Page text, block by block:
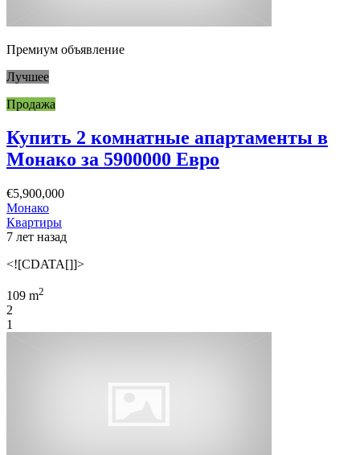
Премиум объявление
Лучшее
Продажа
Купить 2 комнатные апартаменты в
Монако за 5900000 Евро
€5,900,000
Монако
Квартиры
7 лет назад
<![CDATA[]]>
109 m2
2
1